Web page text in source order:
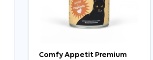
Comfy Appetit Premium